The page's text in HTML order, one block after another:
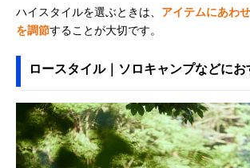
ハイスタイルを選ぶときは、 アイテムにあわ
を調節することが大切です。
ロースタイル｜ソロキャンプなどにお